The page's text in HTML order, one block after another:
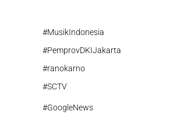
#MusikIndonesia
#PemprovDKIJakarta
#ranokarno
#SCTV
#GoogleNews